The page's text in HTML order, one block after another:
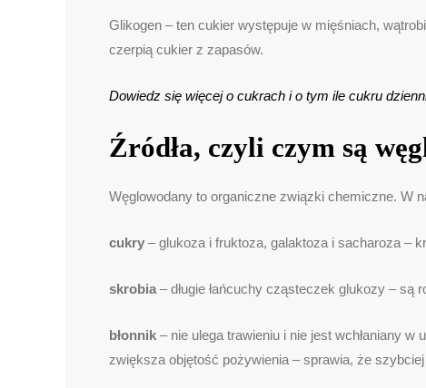
Glikogen – ten cukier występuje w mięśniach,
czerpią cukier z zapasów.
Dowiedz się więcej o cukrach i o tym ile cukru
Źródła, czyli czym są
Węglowodany to organiczne związki chemiczne. W
cukry – glukoza i fruktoza, galaktoza i sacharoza –
skrobia – długie łańcuchy cząsteczek glukozy – są
błonnik – nie ulega trawieniu i nie jest wchłaniany w
zwiększa objętość pożywienia – sprawia, że